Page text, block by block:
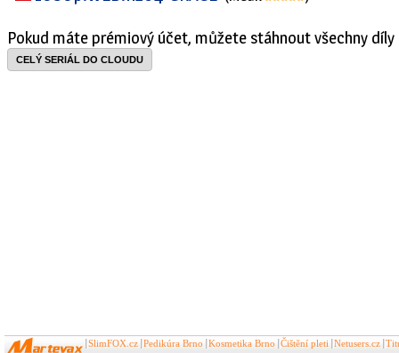
Pokud máte prémiový účet, můžete stáhnout všechny díly
CELÝ SERIÁL DO CLOUDU
SlimFOX.cz Pedikúra Brno Kosmetika Brno Čištění pleti Netusers.cz